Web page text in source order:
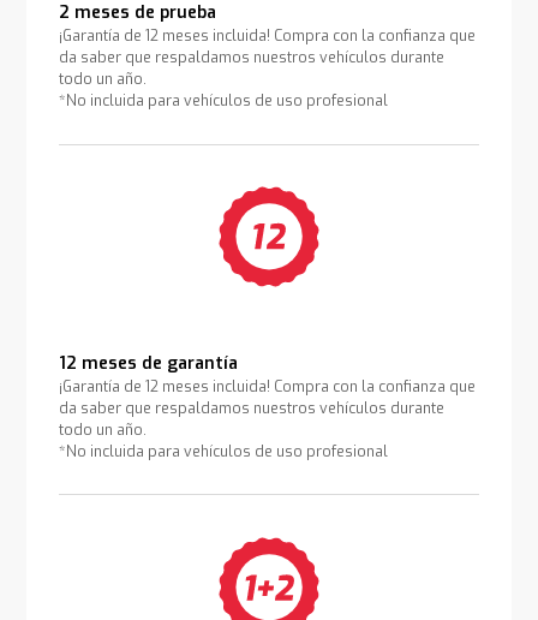
2 meses de prueba
¡Garantía de 12 meses incluida! Compra con la confianza que
da saber que respaldamos nuestros vehículos durante
todo un año.
*No incluida para vehículos de uso profesional
12 meses de garantía
¡Garantía de 12 meses incluida! Compra con la confianza que
da saber que respaldamos nuestros vehículos durante
todo un año.
*No incluida para vehículos de uso profesional